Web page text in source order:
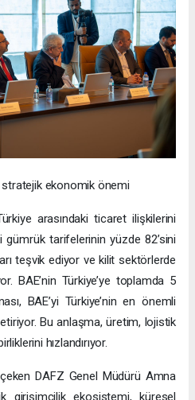
stratejik ekonomik önemi
arasındaki ticaret ilişkilerini
tarifelerinin yüzde 82’sini
teşvik ediyor ve kilit sektörlerde
BAE’nin Türkiye’ye toplamda 5
BAE’yi Türkiye’nin en önemli
Bu anlaşma, üretim, lojistik
hızlandırıyor.
DAFZ Genel Müdürü Amna
girişimcilik ekosistemi, küresel